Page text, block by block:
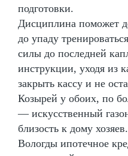
подготовки.
Дисциплина поможет
до упаду
силы до последней
инструкции, уходя из
закрыть кассу и не
Козырей у обоих, по
— искусственный
близость к дому
Вологды ипотечное